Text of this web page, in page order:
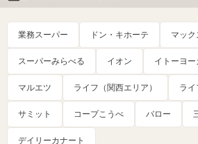
業務スーパー ドン・キホーテ マック
スーパーみらべる イオン イトーヨー
マルエツ ライフ（関西エリア） ライ
サミット コープこうべ バロー
デイリーカナート